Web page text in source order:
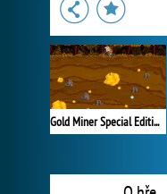
Gold Miner Special Edition